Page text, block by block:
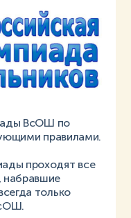
ВсОШ по
правилами.
проходят все
набравшие
только